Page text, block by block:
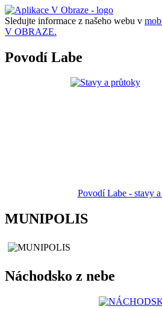
Sledujte informace z našeho webu v
V OBRAZE.
Povodí Labe
Povodí Labe - stavy
MUNIPOLIS
Náchodsko z nebe